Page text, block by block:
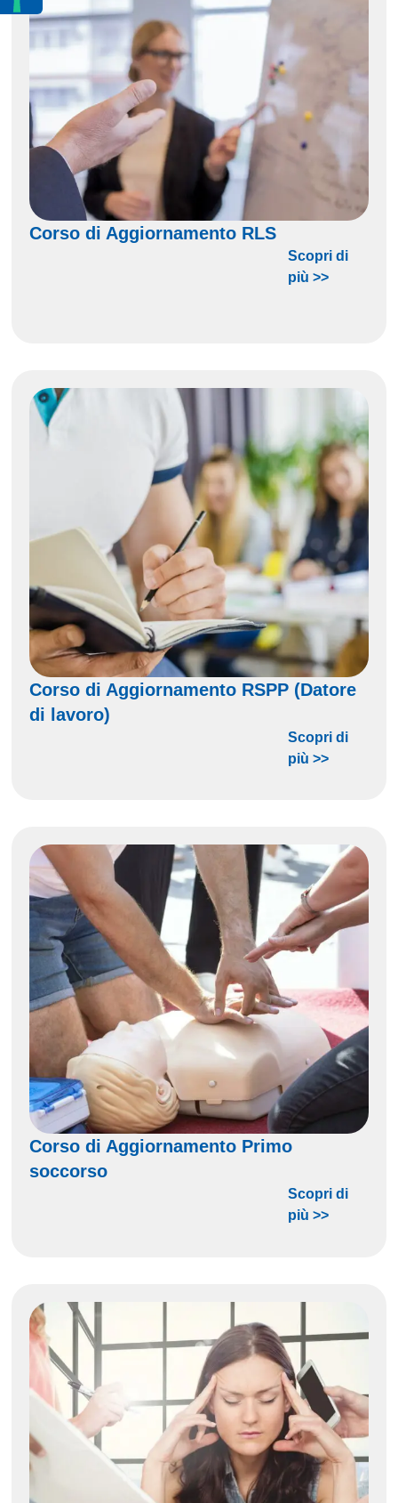
Corso di Aggiornamento RLS
Scopri di
più >>
Corso di Aggiornamento RSPP (Datore
di lavoro)
Scopri di
più >>
Corso di Aggiornamento Primo
soccorso
Scopri di
più >>